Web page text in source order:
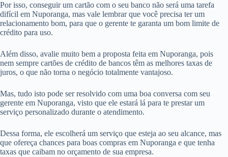
Por isso, conseguir um cartão com o seu banco não será uma tarefa
difícil em Nuporanga, mas vale lembrar que você precisa ter um
relacionamento bom, para que o gerente te garanta um bom limite de
crédito para uso.
Além disso, avalie muito bem a proposta feita em Nuporanga, pois
nem sempre cartões de crédito de bancos têm as melhores taxas de
juros, o que não torna o negócio totalmente vantajoso.
Mas, tudo isto pode ser resolvido com uma boa conversa com seu
gerente em Nuporanga, visto que ele estará lá para te prestar um
serviço personalizado durante o atendimento.
Dessa forma, ele escolherá um serviço que esteja ao seu alcance, mas
que ofereça chances para boas compras em Nuporanga e que tenha
taxas que caibam no orçamento de sua empresa.